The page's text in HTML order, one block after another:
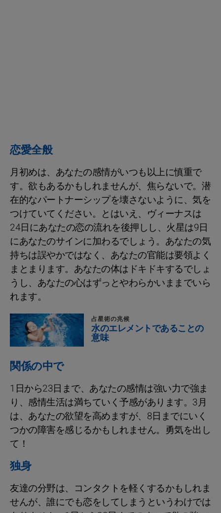
恋愛全般
月初めは、あなたの感情がいつも以上に慎重で
す。欲もあるかもしれませんが、焦らないで。潜
在的なパートナーシップを壊さないように、気を
つけていてください。とはいえ、ヴィーナスは
24日にあなたの恋の流れを後押しし、火星は9日
にあなたのサインに加わるでしょう。あなたの気
持ちは誤やかではなく、あなたの官能は要領よく
まとまります。あなたの体はドキドキするでしょ
うし、あなたの心はずっとやわらかいままでいら
れます。
占星術の兆候
水のエレメントであることの
意味
関係の中で
1日から23日まで、あなたの感情は強い力で強ま
り、感情生活は満ちていく予感があります。3月
は、あなたの欲望を高めますが、8日までにいく
つかの障害を感じるかもしれません。勇気を出し
て！
独身
友達の分野は、コンタクトを軽くするかもしれま
せんが、誰にでも恋をしてしまうというわけでは